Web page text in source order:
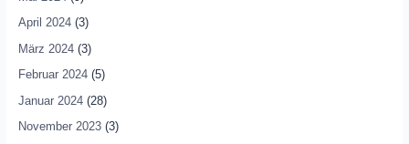
April 2024(3)
März 2024(3)
Februar 2024(5)
Januar 2024(28)
November 2023(3)